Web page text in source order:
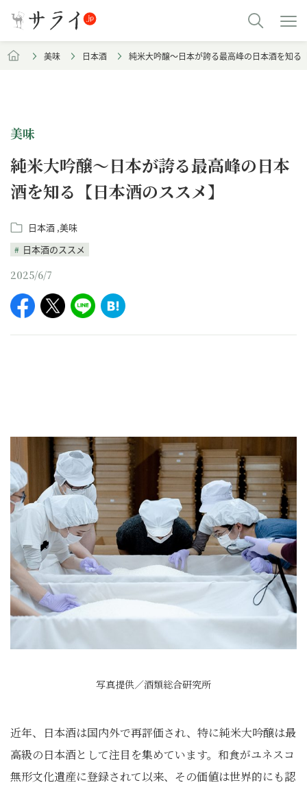
美味 日本酒 純米大吟醸〜日本が誇る最高峰の日本酒を知る
美味
純米大吟醸〜日本が誇る最高峰の日本
酒を知る【日本酒のススメ】
日本酒 美味
日本酒のススメ
2025/6/7
写真提供／酒類総合研究所
近年、日本酒は国内外で再評価され、特に純米大吟醸は最
高級の日本酒として注目を集めています。和食がユネスコ
無形文化遺産に登録されて以来、その価値は世界的にも認